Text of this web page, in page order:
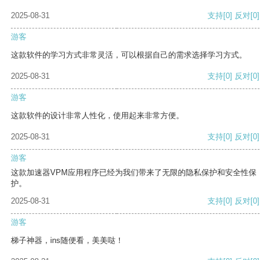
2025-08-31 支持[0] 反对[0]
游客
这款软件的学习方式非常灵活，可以根据自己的需求选择学习方式。
2025-08-31 支持[0] 反对[0]
游客
这款软件的设计非常人性化，使用起来非常方便。
2025-08-31 支持[0] 反对[0]
游客
这款加速器VPM应用程序已经为我们带来了无限的隐私保护和安全性保
护。
2025-08-31
支持[0] 反对[0]
游客
梯子神器，ins随便看，美美哒！